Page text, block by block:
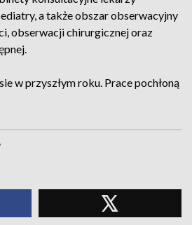
a także obszar obserwacyjny
obserwacji chirurgicznej oraz
w przyszłym roku. Prace pochłoną